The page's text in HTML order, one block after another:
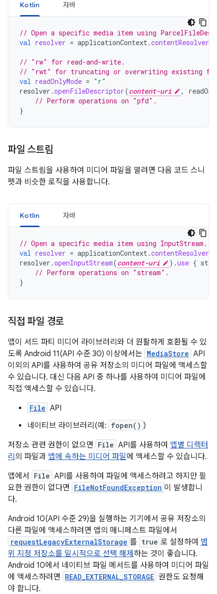
Kotlin 자바
// Open a specific media item using
val resolver = applicationContext.contentResolver
// "rw" for read-and-write.
// "rwt" for truncating or overwriting existing
val readOnlyMode = "r"
resolver .openFileDescriptor(content-uri ,
// Perform operations on "pfd".
}
파일 스트림
파일 스트림을 사용하여 미디어 파일을 열려면 다음 코드 스니
펫과 비슷한 로직을 사용합니다.
Kotlin 자바
// Open a specific media item using InputStream.
val resolver = applicationContext.contentResolver
resolver .openInputStream(content-uri ).use {
// Perform operations on "stream".
}
직접 파일 경로
앱이 서드 파티 미디어 라이브러리와 더 원활하게 호환될 수 있
도록 Android 11(API 수준 30) 이상에서는 MediaStore API
이외의 API를 사용하여 공유 저장소의 미디어 파일에 액세스할
수 있습니다. 대신 다음 API 중 하나를 사용하여 미디어 파일에
직접 액세스할 수 있습니다.
File API
네이티브 라이브러리(예: fopen() )
저장소 관련 권한이 없으면
File API를 사용하여 앱별 디렉터
리 의 파일과 앱에 속하는 미디어 파일에 액세스할 수 있습니다.
앱에서
File API를 사용하여 파일에 액세스하려고 하지만 필
요한 권한이 없다면
FileNotFoundException 이 발생합니
다.
Android 10(API 수준 29)을 실행하는 기기에서 공유 저장소의
다른 파일에 액세스하려면 앱의 매니페스트 파일에서
requestLegacyExternalStorage 를 true 로 설정하여 범
위 지정 저장소를 일시적으로 선택 해제 하는 것이 좋습니다.
Android 10에서 네이티브 파일 메서드를 사용하여 미디어 파일
에 액세스하려면
READ_EXTERNAL_STORAGE 권한도 요청해
야 합니다.